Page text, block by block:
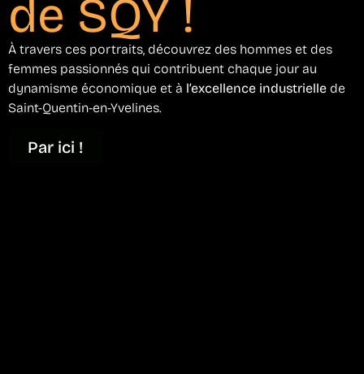
de SQY !
À travers ces portraits, découvrez des hommes et des
femmes passionnés qui contribuent chaque jour au
dynamisme économique et à l’excellence industrielle de
Saint-Quentin-en-Yvelines.
Par ici !